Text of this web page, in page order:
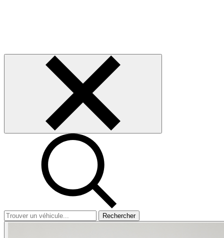
Rechercher